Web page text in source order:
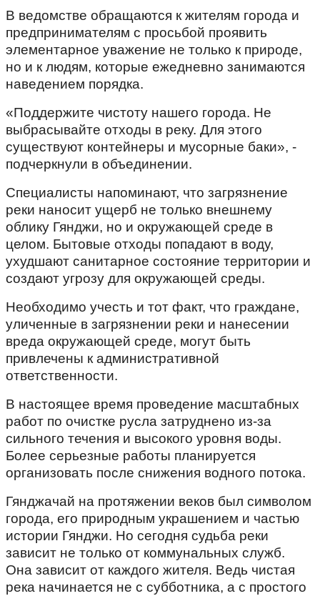
В ведомстве обращаются к жителям города и
предпринимателям с просьбой проявить
элементарное уважение не только к природе,
но и к людям, которые ежедневно занимаются
наведением порядка.
«Поддержите чистоту нашего города. Не
выбрасывайте отходы в реку. Для этого
существуют контейнеры и мусорные баки», -
подчеркнули в объединении.
Специалисты напоминают, что загрязнение
реки наносит ущерб не только внешнему
облику Гянджи, но и окружающей среде в
целом. Бытовые отходы попадают в воду,
ухудшают санитарное состояние территории и
создают угрозу для окружающей среды.
Необходимо учесть и тот факт, что граждане,
уличенные в загрязнении реки и нанесении
вреда окружающей среде, могут быть
привлечены к административной
ответственности.
В настоящее время проведение масштабных
работ по очистке русла затруднено из-за
сильного течения и высокого уровня воды.
Более серьезные работы планируется
организовать после снижения водного потока.
Гянджачай на протяжении веков был символом
города, его природным украшением и частью
истории Гянджи. Но сегодня судьба реки
зависит не только от коммунальных служб.
Она зависит от каждого жителя. Ведь чистая
река начинается не с субботника, а с простого